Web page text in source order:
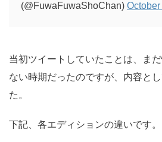
(@FuwaFuwaShoChan)
当初ツイートしていたことは、ま
ない時期だったのですが、内容と
た。
下記、各エディションの違いです。